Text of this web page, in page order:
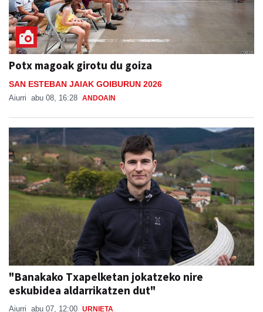
Potx magoak girotu du goiza
SAN ESTEBAN JAIAK GOIBURUN 2026
Aiurri abu 08, 16:28 ANDOAIN
"Banakako Txapelketan jokatzeko nire
eskubidea aldarrikatzen dut"
Aiurri abu 07, 12:00 URNIETA